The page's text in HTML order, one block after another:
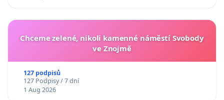
Chceme zelené, nikoli kamenné náměstí Svobody
ve Znojmě
127 podpisů
127 Podpisy / 7 dní
1 Aug 2026